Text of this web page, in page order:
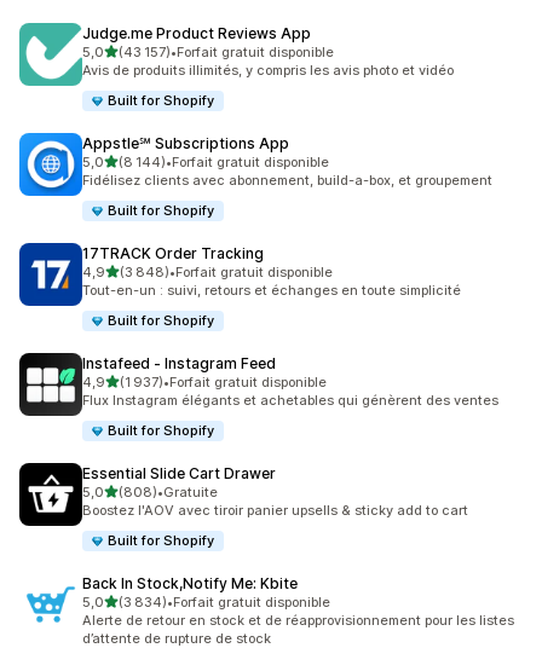
Judge.me Product Reviews App
5,0étoile(s) sur 5
(43 157)
43157 avis au total
•Forfait gratuit disponible
Avis de produits illimités, y compris les avis photo et vidéo
Built for Shopify
Appstle℠ Subscriptions App
5,0étoile(s) sur 5
(8 144)
8144 avis au total
•Forfait gratuit disponible
Fidélisez clients avec abonnement, build-a-box, et groupement
Built for Shopify
17TRACK Order Tracking
4,9étoile(s) sur 5
(3 848)
3848 avis au total
•Forfait gratuit disponible
Tout-en-un : suivi, retours et échanges en toute simplicité
Built for Shopify
Instafeed ‑ Instagram Feed
4,9étoile(s) sur 5
(1 937)
1937 avis au total
•Forfait gratuit disponible
Flux Instagram élégants et achetables qui génèrent des ventes
Built for Shopify
Essential Slide Cart Drawer
5,0étoile(s) sur 5
(808)
808 avis au total
•Gratuite
Boostez l'AOV avec tiroir panier upsells & sticky add to cart
Built for Shopify
Back In Stock,Notify Me: Kbite
5,0étoile(s) sur 5
(3 834)
3834 avis au total
•Forfait gratuit disponible
Alerte de retour en stock et de réapprovisionnement pour les listes
d’attente de rupture de stock